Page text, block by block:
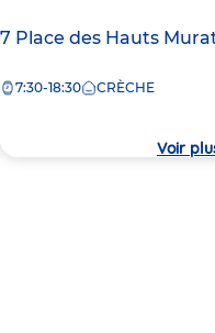
Adresse
la
7 Place des Hauts
7:30-18:30 CRÈCHE
Voir